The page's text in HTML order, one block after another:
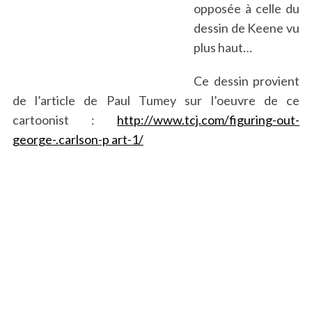
opposée à celle du
dessin de Keene vu
plus haut…
Ce dessin provient
de l’article de Paul Tumey sur l’oeuvre de ce
cartoonist : http://www.tcj.com/figuring-out-
george-.carlson-p art-1/